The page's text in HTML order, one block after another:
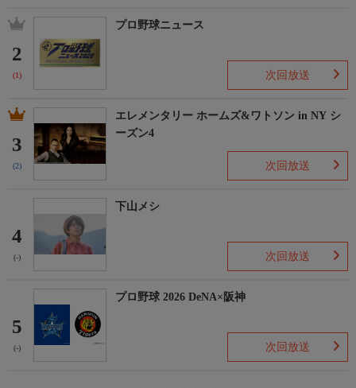
2
(1)
プロ野球ニュース
次回放送
3
(2)
エレメンタリー ホームズ&ワトソン in NY シ
ーズン4
次回放送
4
(-)
下山メシ
次回放送
5
(-)
プロ野球 2026 DeNA×阪神
次回放送